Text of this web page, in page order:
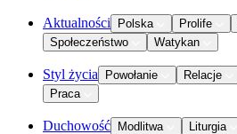
Aktualności Polska Prolife
Społeczeństwo
Watykan
Styl życia Powołanie Relacje
Praca
Duchowość Modlitwa Liturgia